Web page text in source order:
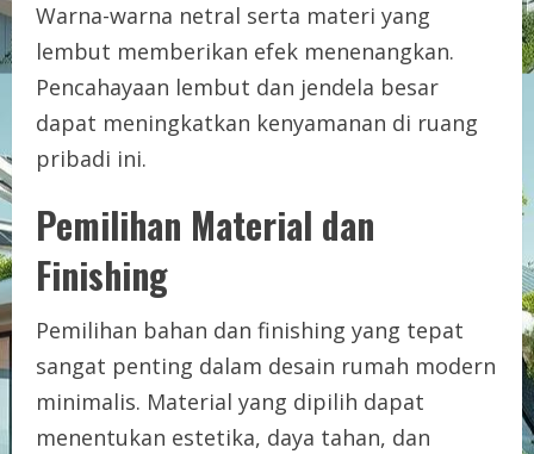
Warna-warna netral serta materi yang
lembut memberikan efek menenangkan.
Pencahayaan lembut dan jendela besar
dapat meningkatkan kenyamanan di ruang
pribadi ini.
Pemilihan Material dan
Finishing
Pemilihan bahan dan finishing yang tepat
sangat penting dalam desain rumah modern
minimalis. Material yang dipilih dapat
menentukan estetika, daya tahan, dan